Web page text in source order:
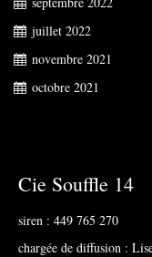
juillet 2022
novembre 2021
octobre 2021
Cie Souffle 14
siren : 449 765 270
chargée de diffusion :